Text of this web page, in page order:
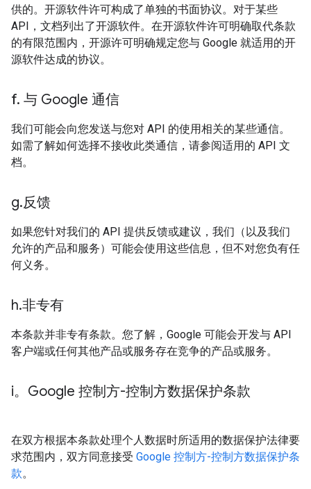
供的。开源软件许可构成了单独的书面协议。对于某些
API，文档列出了开源软件。在开源软件许可明确取代条款
的有限范围内，开源许可明确规定您与 Google 就适用的开
源软件达成的协议。
f. 与 Google 通信
我们可能会向您发送与您对 API 的使用相关的某些通信。
如需了解如何选择不接收此类通信，请参阅适用的 API 文
档。
g.反馈
如果您针对我们的 API 提供反馈或建议，我们（以及我们
允许的产品和服务）可能会使用这些信息，但不对您负有任
何义务。
h.非专有
本条款并非专有条款。您了解，Google 可能会开发与 API
客户端或任何其他产品或服务存在竞争的产品或服务。
i。Google 控制方-控制方数据保护条款
在双方根据本条款处理个人数据时所适用的数据保护法律要
求范围内，双方同意接受 Google 控制方-控制方数据保护条
款。